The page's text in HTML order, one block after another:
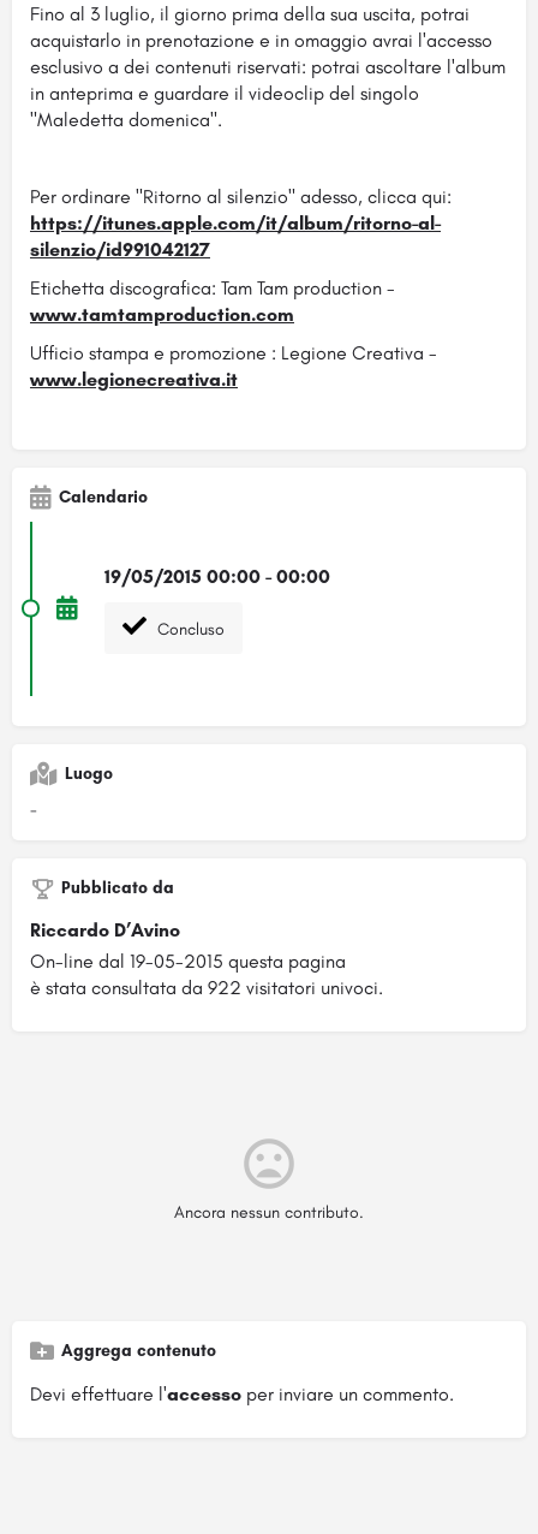
Fino al 3 luglio, il giorno prima della sua uscita, potrai
acquistarlo in prenotazione e in omaggio avrai l'accesso
esclusivo a dei contenuti riservati: potrai ascoltare l'album
in anteprima e guardare il videoclip del singolo
"Maledetta domenica".
Per ordinare "Ritorno al silenzio" adesso, clicca qui:
https://itunes.apple.com/it/album/ritorno-al-
silenzio/id991042127
Etichetta discografica: Tam Tam production -
www.tamtamproduction.com
Ufficio stampa e promozione : Legione Creativa -
www.legionecreativa.it
Calendario
19/05/2015 00:00 - 00:00
Concluso
Luogo
-
Pubblicato da
Riccardo D’Avino
On-line dal 19-05-2015 questa pagina
è stata consultata da 922 visitatori univoci.
Ancora nessun contributo.
Aggrega contenuto
Devi effettuare l'accesso per inviare un commento.